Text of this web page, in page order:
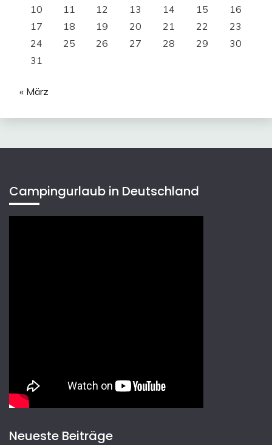
10
11 12 13 14 15
16
17
18 19 20 21 22
23
24
25 26 27 28 29
30
31
« März
Campingurlaub in Deutschland
Neueste Beiträge